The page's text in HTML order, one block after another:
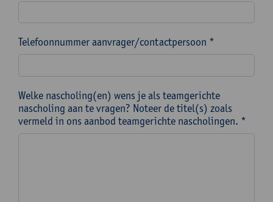
Telefoonnummer aanvrager/contactpersoon *
Welke nascholing(en) wens je als teamgerichte
nascholing aan te vragen? Noteer de titel(s) zoals
vermeld in ons aanbod teamgerichte nascholingen. *